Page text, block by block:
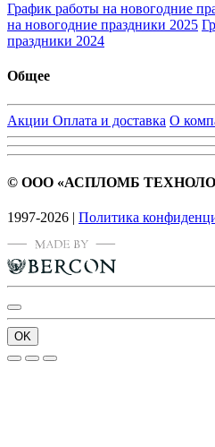
График работы на новогодние
на новогодние праздники 2025
праздники 2024
Общее
Акции Оплата и доставка О
© ООО «АСПЛОМБ
1997-2026 | Политика
OK